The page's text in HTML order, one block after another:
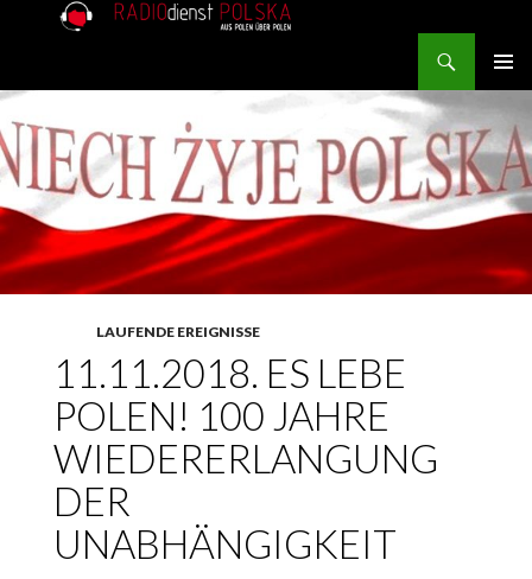
LAUFENDE EREIGNISSE
11.11.2018. ES LEBE
POLEN! 100 JAHRE
WIEDERERLANGUNG
DER
UNABHÄNGIGKEIT